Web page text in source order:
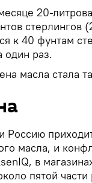
20-
стерлингов
к 40 фунтам
один раз.
масла стала
Россию
масла, и
в
пятой